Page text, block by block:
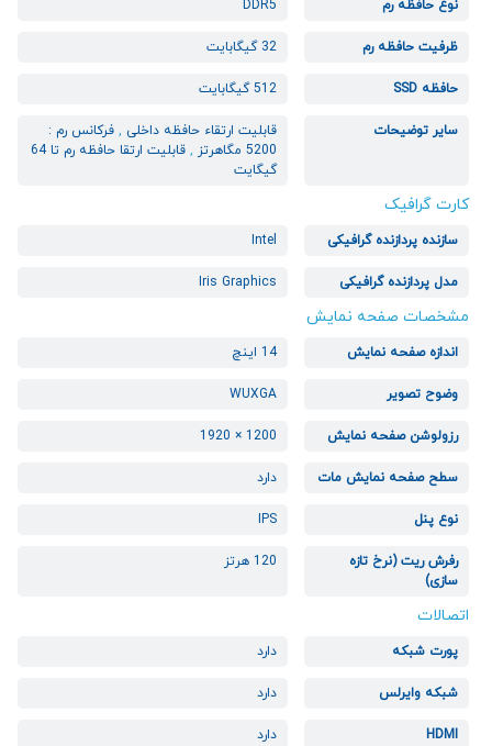
نوع حافظه رم DDR5
ظرفیت حافظه رم 32 گیگابایت
حافظه SSD 512 گیگابایت
سایر توضیحات قابلیت ارتقاء حافظه داخلی ,فرکانس رم :
5200 مگاهرتز
,
قابلیت ارتقا حافظه رم تا 64
گیگایت
کارت گرافیک
سازنده پردازنده گرافیکی Intel
مدل پردازنده گرافیکی Iris Graphics
مشخصات صفحه نمایش
اندازه صفحه نمایش 14 اینچ
وضوح تصویر WUXGA
رزولوشن صفحه نمایش 1200 × 1920
سطح صفحه نمایش مات دارد
نوع پنل IPS
رفرش ریت (نرخ تازه
سازی)
120 هرتز
اتصالات
پورت شبکه دارد
شبکه وایرلس دارد
HDMI دارد